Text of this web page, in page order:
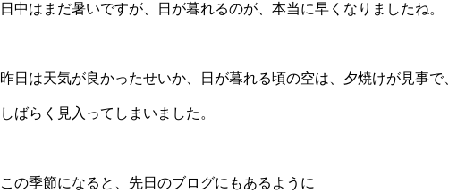
日中はまだ暑いですが、日が暮れるのが、本当に早くなりましたね。
昨日は天気が良かったせいか、日が暮れる頃の空は、夕焼けが見事で、
しばらく見入ってしまいました。
この季節になると、先日のブログにもあるように